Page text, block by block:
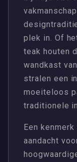
plek in. Of
teak houten
wandkast
stralen een
moeiteloos
traditionele
Een
aandacht